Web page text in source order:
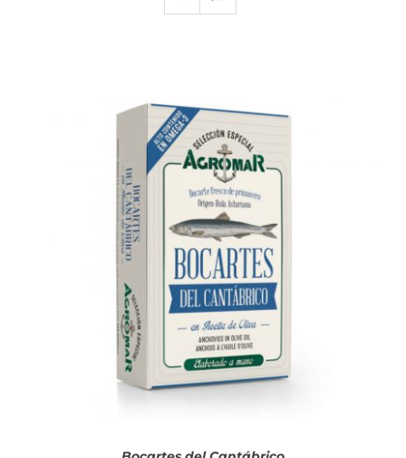
AÑADIR AL CARRITO
/
DETALLES